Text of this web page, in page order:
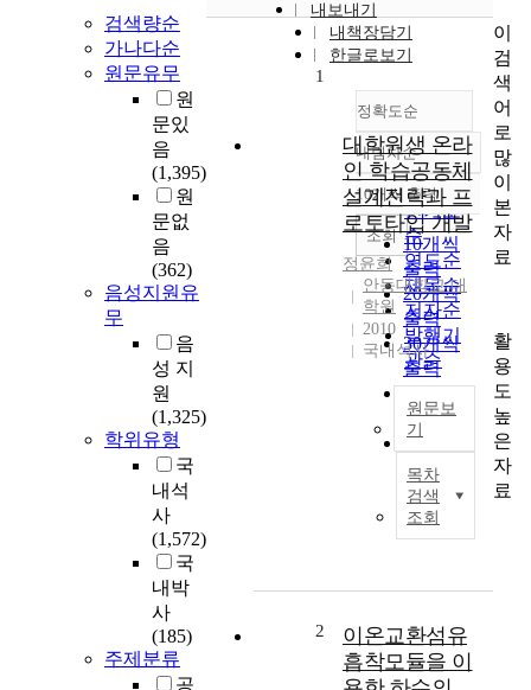
검색량순
가나다순
원문유무
원
문있
음
(1,395)
원
문없
음
(362)
음성지원유
무
음
성 지
원
(1,325)
학위유형
국
내석
사
(1,572)
국
내박
사
(185)
주제분류
공
내보내기
내책장담기
한글로보기
정확도순
정확도
순
인기도
순
연도순
제목순
저자순
발행기
관순
내림차순
내림차순
10개씩 출력
10개씩
출력
20개씩
출력
30개씩
출력
출력
100개씩
출력
조회
1
대학원생 온라
인 학습공동체
설계전략과 프
로토타입 개발
정윤희
안동대학교 대
학원
2010
국내석사
원문보
기
목차
검색
조회
2
이온교환섬유
흡착모듈을 이
이
검
색
어
로
많
이
본
자
료
활
용
도
높
은
자
료